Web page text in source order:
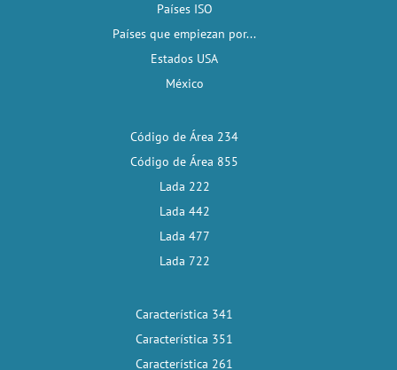
Países ISO
Países que empiezan por...
Estados USA
México
Código de Área 234
Código de Área 855
Lada 222
Lada 442
Lada 477
Lada 722
Característica 341
Característica 351
Característica 261